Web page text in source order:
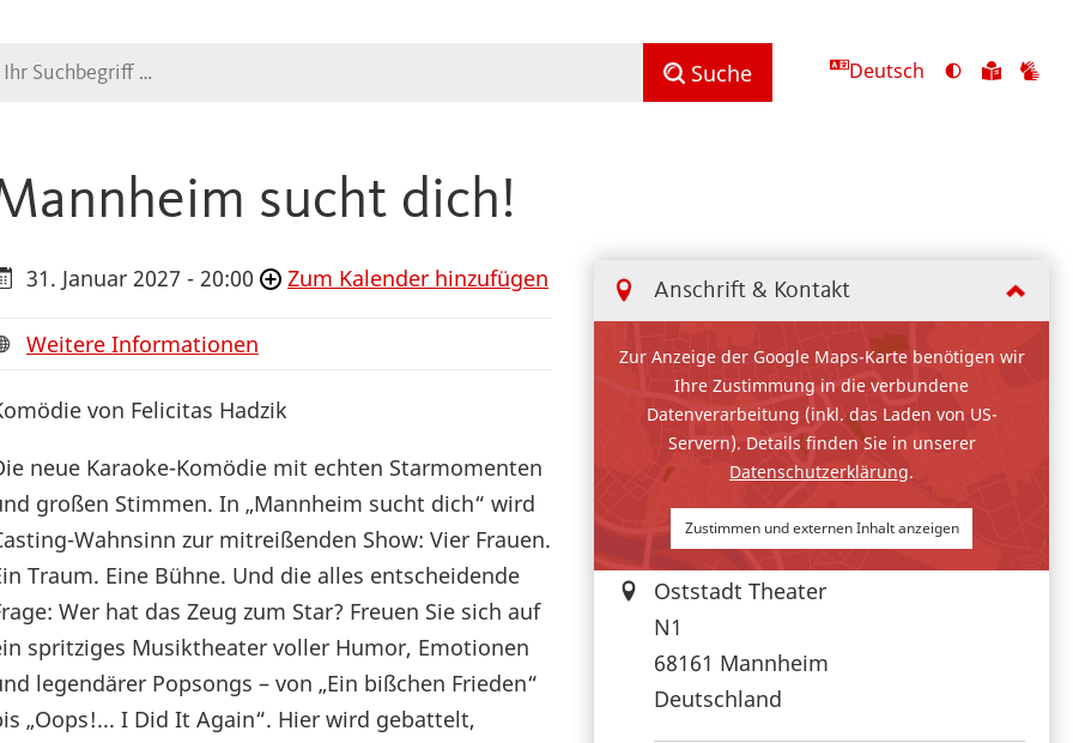
Suche Deutsch
Ansicht
Zu
sucht dich!
Anschrift & Kontakt
Zur Anzeige der Google Maps-Karte benötigen wir
Ihre Zustimmung in die verbundene
Datenverarbeitung (inkl. das Laden von US-
Servern). Details finden Sie in unserer
Datenschutzerklärung.
Zustimmen und externen Inhalt anzeigen
Oststadt Theater
N1
68161 Mannheim
Deutschland
31. Januar 2027 - 20:00 Zum Kalender hinzufügen
Weitere Informationen
von Felicitas Hadzik
neue Karaoke-Komödie mit echten Starmomenten
großen Stimmen. In „Mannheim sucht dich“ wird
Wahnsinn zur mitreißenden Show: Vier Frauen.
Traum. Eine Bühne. Und die alles entscheidende
Wer hat das Zeug zum Star? Freuen Sie sich auf
spritziges Musiktheater voller Humor, Emotionen
legendärer Popsongs – von „Ein bißchen Frieden“
„Oops!... I Did It Again“. Hier wird gebattelt,